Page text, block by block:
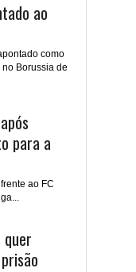
ao
como
Borussia de
para a
ao FC
quer